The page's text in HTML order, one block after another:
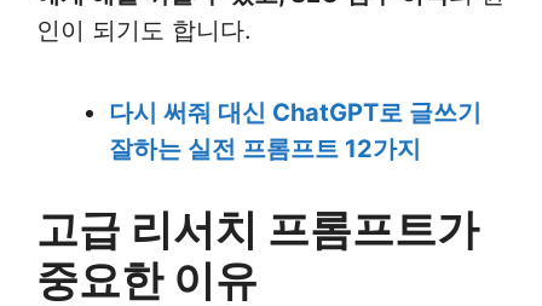
인이 되기도 합니다.
다시 써줘 대신 ChatGPT로 글쓰기
잘하는 실전 프롬프트 12가지
고급 리서치 프롬프트가
중요한 이유